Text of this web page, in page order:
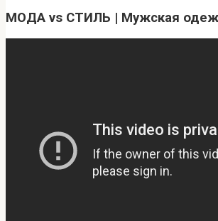
МОДА vs СТИЛЬ | Мужская